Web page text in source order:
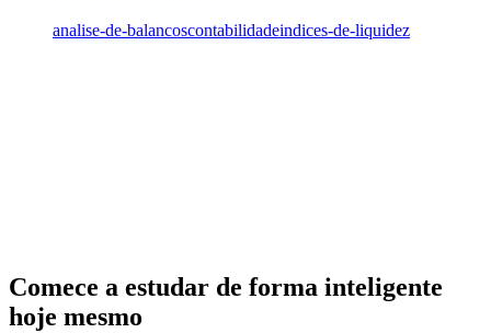
analise-de-balancoscontabilidadeindices-de-liquidez
Comece a estudar de forma inteligente
hoje mesmo